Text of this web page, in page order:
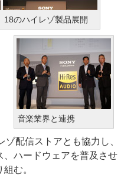
18のハイレゾ製品展開
音楽業界と連携
配信ストアとも協力し、
、ハードウェアを普及させ
む。